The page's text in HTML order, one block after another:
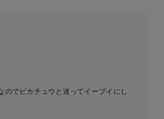
のでピカチュウと迷ってイーブイにし